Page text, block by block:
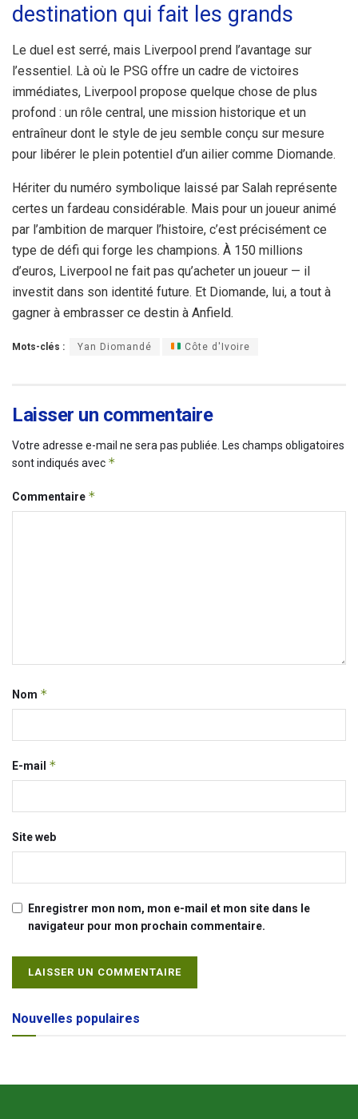
destination qui fait les grands
Le duel est serré, mais Liverpool prend l’avantage sur
l’essentiel. Là où le PSG offre un cadre de victoires
immédiates, Liverpool propose quelque chose de plus
profond : un rôle central, une mission historique et un
entraîneur dont le style de jeu semble conçu sur mesure
pour libérer le plein potentiel d’un ailier comme Diomande.
Hériter du numéro symbolique laissé par Salah représente
certes un fardeau considérable. Mais pour un joueur animé
par l’ambition de marquer l’histoire, c’est précisément ce
type de défi qui forge les champions. À 150 millions
d’euros, Liverpool ne fait pas qu’acheter un joueur — il
investit dans son identité future. Et Diomande, lui, a tout à
gagner à embrasser ce destin à Anfield.
Mots-clés : Yan Diomandé Côte d'Ivoire
Laisser un commentaire
Votre adresse e-mail ne sera pas publiée. Les champs obligatoires
sont indiqués avec *
Commentaire *
Nom *
E-mail *
Site web
Enregistrer mon nom, mon e-mail et mon site dans le
navigateur pour mon prochain commentaire.
Alternative:
Nouvelles populaires